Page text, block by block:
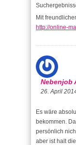
Mit
http://online-
Nebenjob
26. April
Es wäre
bekommen.
persönlich
aber ist halt